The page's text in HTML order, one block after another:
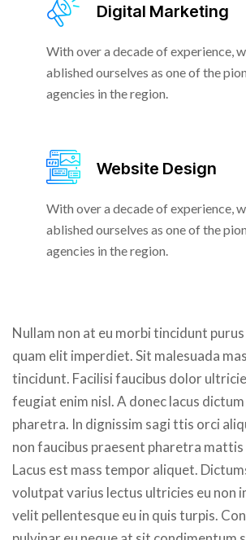
Digital Marketing
With over a decade of experience,
ablished ourselves as one of the
agencies in the region.
Website Design
With over a decade of experience,
ablished ourselves as one of the
agencies in the region.
Nullam non at eu morbi tincidunt
quam elit imperdiet. Sit malesuada
tincidunt. Facilisi faucibus dolor
feugiat enim nisl. A donec lacus
pharetra. In dignissim sagi ttis orci
non faucibus praesent pharetra
Lacus est mass tempor aliquet.
volutpat varius lectus ultricies eu non
velit pellentesque eu in quis turpis.